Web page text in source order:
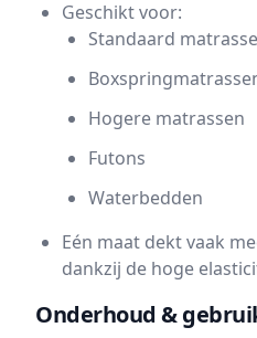
Geschikt voor:
Standaard
Hogere matrassen
Futons
Waterbedden
Eén maat dekt vaak
dankzij de hoge
Onderhoud &